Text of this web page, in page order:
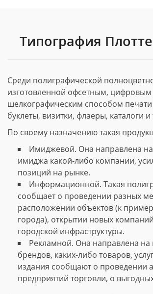
Типография
Среди полиграфической
изготовленной офсетным, цифровым
шелкографическим способом
буклеты, визитки, флаеры, каталоги и
По своему назначению такая
Имиджевой. Она направлена
имиджа какой-либо компании,
позиций на рынке.
Информационной. Такая
сообщает о проведении разных
расположении объектов (к
города), открытии новых
городской инфраструктуры.
Рекламной. Она направлена
брендов, каких-либо товаров,
издания сообщают о проведении
предприятий торговли, о